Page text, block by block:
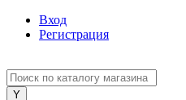
Вход
Регистрация